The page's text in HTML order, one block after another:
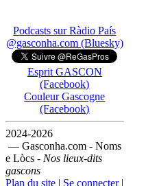
Podcasts sur Ràdio País
@gasconha.com (Bluesky)
Esprit GASCON
(Facebook)
Couleur Gascogne
(Facebook)
2024-2026
— Gasconha.com - Noms
e Lòcs - Nos lieux-dits
gascons
Plan du site | Se connecter|